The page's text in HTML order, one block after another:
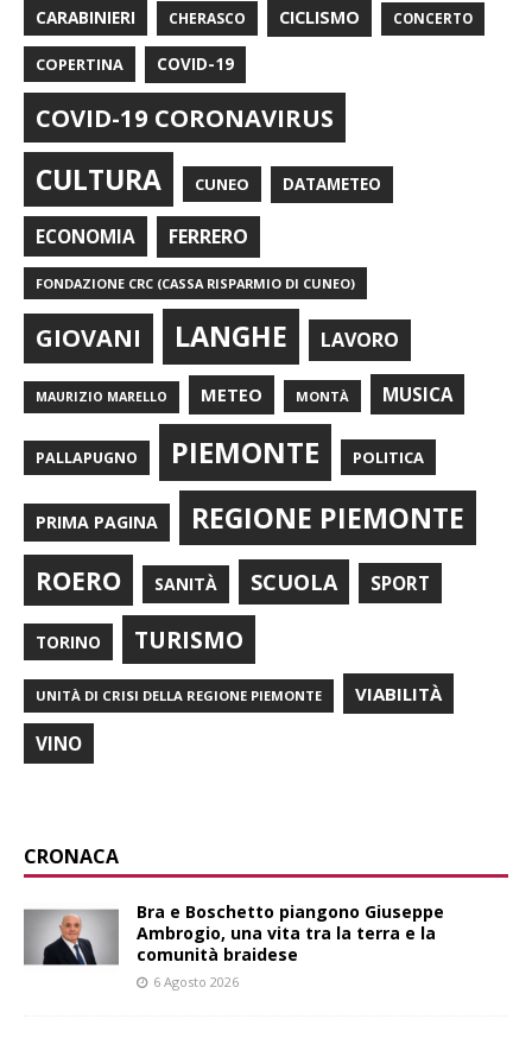
CARABINIERI CHERASCO CICLISMO CONCERTO
COPERTINA COVID-19
COVID-19 CORONAVIRUS
CULTURA CUNEO DATAMETEO
ECONOMIA FERRERO
FONDAZIONE CRC (CASSA RISPARMIO DI CUNEO)
GIOVANI LANGHE LAVORO
MAURIZIO MARELLO METEO MONTÀ MUSICA
PALLAPUGNO PIEMONTE POLITICA
PRIMA PAGINA REGIONE PIEMONTE
ROERO SANITÀ SCUOLA SPORT
TORINO TURISMO
UNITÀ DI CRISI DELLA REGIONE PIEMONTE VIABILITÀ
VINO
CRONACA
Bra e Boschetto piangono Giuseppe
Ambrogio, una vita tra la terra e la
comunità braidese
6 Agosto 2026